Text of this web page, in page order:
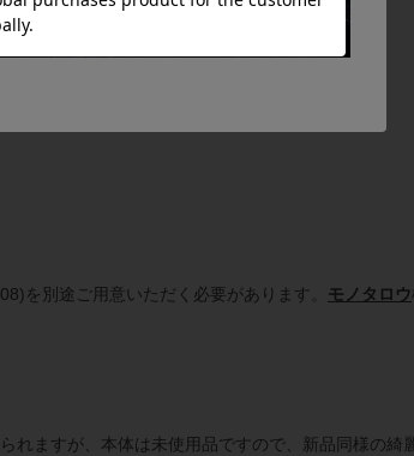
、RS-422×1
を別途ご用意いただく必要があります。 モノタロウ
れますが、本体は未使用品ですので、新品同様の綺